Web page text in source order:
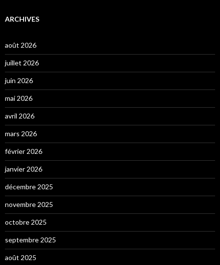
ARCHIVES
août 2026
juillet 2026
juin 2026
mai 2026
avril 2026
mars 2026
février 2026
janvier 2026
décembre 2025
novembre 2025
octobre 2025
septembre 2025
août 2025